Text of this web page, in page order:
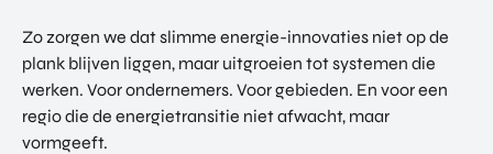
Zo zorgen we dat slimme energie-innovaties niet op de
plank blijven liggen, maar uitgroeien tot systemen die
werken. Voor ondernemers. Voor gebieden. En voor een
regio die de energietransitie niet afwacht, maar
vormgeeft.